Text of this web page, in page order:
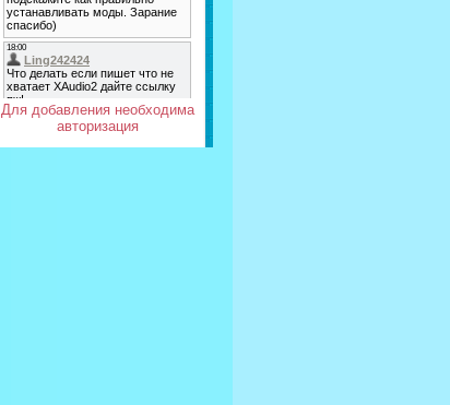
Для добавления необходима
авторизация